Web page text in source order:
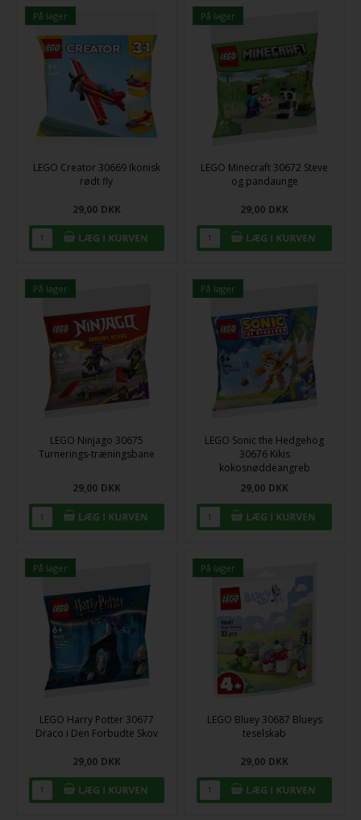
På lager
LEGO Creator 30669 Ikonisk
rødt fly
29,00 DKK
På lager
LEGO Minecraft 30672 Steve
og pandaunge
29,00 DKK
På lager
LEGO Ninjago 30675
Turnerings-træningsbane
29,00 DKK
På lager
LEGO Sonic the Hedgehog
30676 Kikis
kokosnøddeangreb
29,00 DKK
På lager
LEGO Harry Potter 30677
Draco i Den Forbudte Skov
29,00 DKK
På lager
LEGO Bluey 30687 Blueys
teselskab
29,00 DKK